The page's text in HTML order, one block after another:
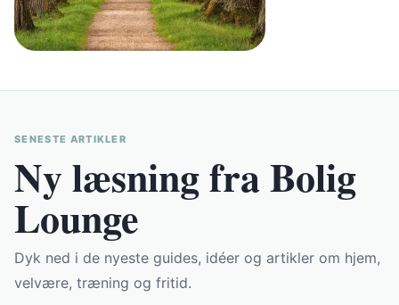
SENESTE ARTIKLER
Ny læsning fra Bolig
Lounge
Dyk ned i de nyeste guides, idéer og artikler om hjem,
velvære, træning og fritid.